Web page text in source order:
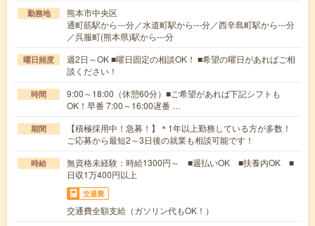
勤務地
熊本市中央区
通町筋駅から---分／水道町駅から---分／西辛島町駅から---分
／呉服町(熊本県)駅から---分
曜日頻度
週2日～OK ■曜日固定の相談OK！ ■希望の曜日があればご相
談ください！
時間
9:00～18:00（休憩60分）■ご希望があれば下記シフトも
OK！早番 7:00～16:00遅番 …
期間
【積極採用中！急募！】＊1年以上勤務している方が多数！
ご応募から最短2～3日後の就業も相談可能です！
時給
無資格未経験：時給1300円～ ■週払いOK ■扶養内OK ■
日収1万400円以上
交通費
交通費全額支給（ガソリン代もOK！）